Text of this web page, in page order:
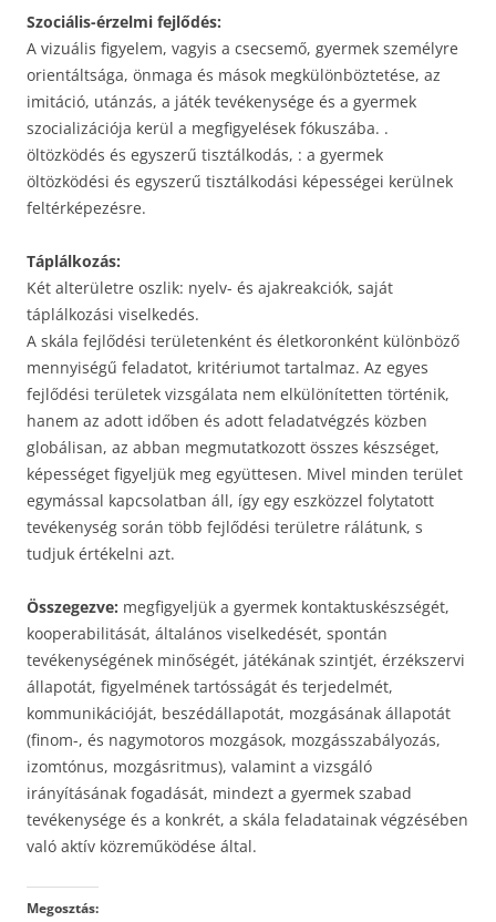
Szociális-érzelmi fejlődés:
A vizuális figyelem, vagyis a csecsemő, gyermek személyre
orientáltsága, önmaga és mások megkülönböztetése, az
imitáció, utánzás, a játék tevékenysége és a gyermek
szocializációja kerül a megfigyelések fókuszába. .
öltözködés és egyszerű tisztálkodás, : a gyermek
öltözködési és egyszerű tisztálkodási képességei kerülnek
feltérképezésre.
Táplálkozás:
Két alterületre oszlik: nyelv- és ajakreakciók, saját
táplálkozási viselkedés.
A skála fejlődési területenként és életkoronként különböző
mennyiségű feladatot, kritériumot tartalmaz. Az egyes
fejlődési területek vizsgálata nem elkülönítetten történik,
hanem az adott időben és adott feladatvégzés közben
globálisan, az abban megmutatkozott összes készséget,
képességet figyeljük meg együttesen. Mivel minden terület
egymással kapcsolatban áll, így egy eszközzel folytatott
tevékenység során több fejlődési területre rálátunk, s
tudjuk értékelni azt.
Összegezve: megfigyeljük a gyermek kontaktuskészségét,
kooperabilitását, általános viselkedését, spontán
tevékenységének minőségét, játékának szintjét, érzékszervi
állapotát, figyelmének tartósságát és terjedelmét,
kommunikációját, beszédállapotát, mozgásának állapotát
(finom-, és nagymotoros mozgások, mozgásszabályozás,
izomtónus, mozgásritmus), valamint a vizsgáló
irányításának fogadását, mindezt a gyermek szabad
tevékenysége és a konkrét, a skála feladatainak végzésében
való aktív közreműködése által.
Megosztás: